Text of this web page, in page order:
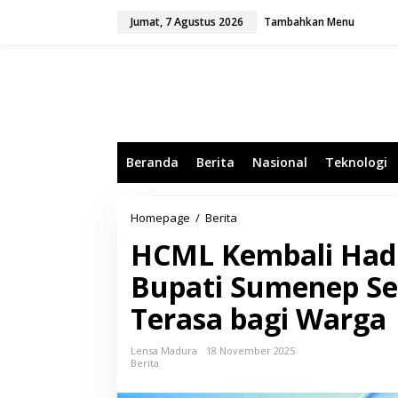
Jumat, 7 Agustus 2026 Tambahkan Menu
Beranda Berita Nasional Teknologi
Homepage / Berita
M
L
K
e
m
b
a
H
HCML Kembali
Bupati Sumenep
Terasa bagi Warga
Lensa Madura
18 November 2025
Berita